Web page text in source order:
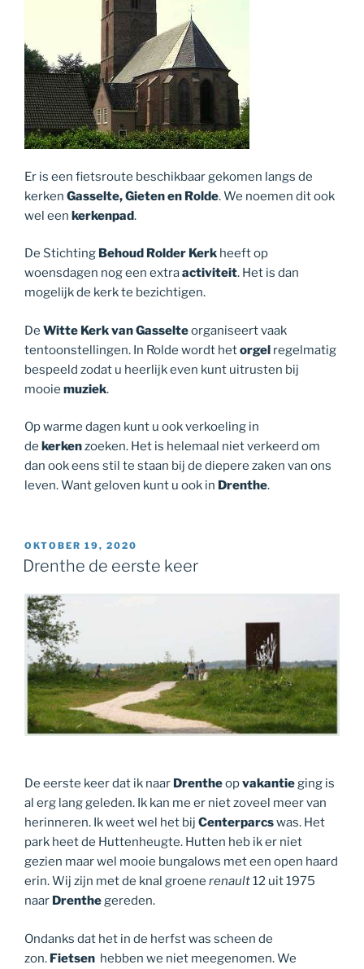
Er is een fietsroute beschikbaar gekomen langs de
kerken Gasselte, Gieten en Rolde. We noemen dit ook
wel een kerkenpad.
De Stichting Behoud Rolder Kerk heeft op
woensdagen nog een extraactiviteit. Het is dan
mogelijk de kerk te bezichtigen.
De Witte Kerk van Gasselteorganiseert vaak
tentoonstellingen. In Rolde wordt hetorgel regelmatig
bespeeld zodat u heerlijk even kunt uitrusten bij
mooie muziek.
Op warme dagen kunt u ook verkoeling in
de kerkenzoeken. Het is helemaal niet verkeerd om
dan ook eens stil te staan bij de diepere zaken van ons
leven. Want geloven kunt u ook in Drenthe.
GEPLAATST
OP
OKTOBER 19, 2020
Drenthe de eerste keer
De eerste keer dat ik naar Drentheopvakantieging is
al erg lang geleden. Ik kan me er niet zoveel meer van
herinneren. Ik weet wel het bij Centerparcswas. Het
park heet de Huttenheugte. Hutten heb ik er niet
gezien maar wel mooie bungalows met een open haard
erin. Wij zijn met de knal groene renault12 uit 1975
naar Drenthegereden.
Ondanks dat het in de herfst was scheen de
zon. Fietsen hebben we niet meegenomen. We